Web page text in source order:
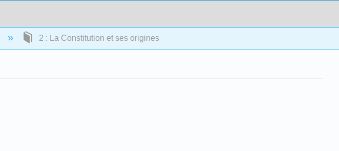
2 : La Constitution et ses origines